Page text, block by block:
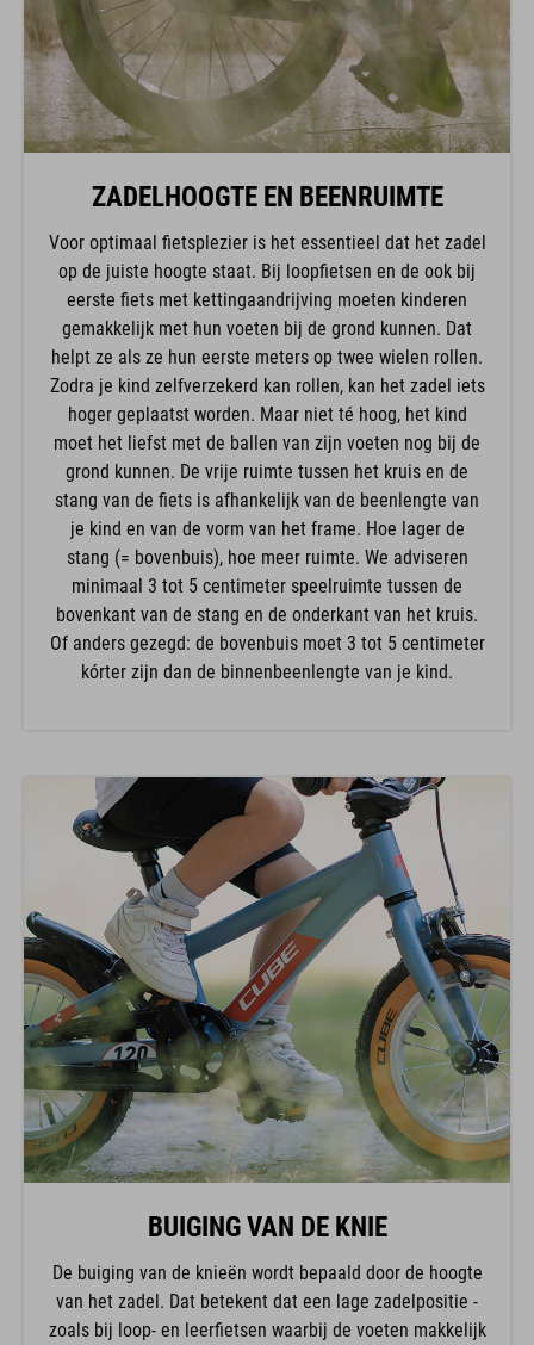
ZADELHOOGTE EN BEENRUIMTE
Voor optimaal fietsplezier is het essentieel dat het zadel
op de juiste hoogte staat. Bij loopfietsen en de ook bij
eerste fiets met kettingaandrijving moeten kinderen
gemakkelijk met hun voeten bij de grond kunnen. Dat
helpt ze als ze hun eerste meters op twee wielen rollen.
Zodra je kind zelfverzekerd kan rollen, kan het zadel iets
hoger geplaatst worden. Maar niet té hoog, het kind
moet het liefst met de ballen van zijn voeten nog bij de
grond kunnen. De vrije ruimte tussen het kruis en de
stang van de fiets is afhankelijk van de beenlengte van
je kind en van de vorm van het frame. Hoe lager de
stang (= bovenbuis), hoe meer ruimte. We adviseren
minimaal 3 tot 5 centimeter speelruimte tussen de
bovenkant van de stang en de onderkant van het kruis.
Of anders gezegd: de bovenbuis moet 3 tot 5 centimeter
kórter zijn dan de binnenbeenlengte van je kind.
BUIGING VAN DE KNIE
De buiging van de knieën wordt bepaald door de hoogte
van het zadel. Dat betekent dat een lage zadelpositie -
zoals bij loop- en leerfietsen waarbij de voeten makkelijk